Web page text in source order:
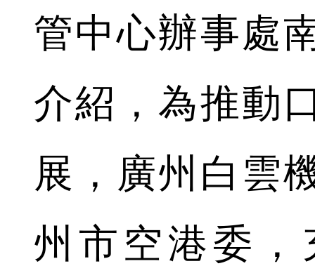
管中心辦事處
介紹，為推動
展，廣州白雲
州市空港委